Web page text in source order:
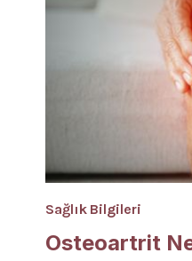
Sağlık Bilgileri
Osteoartrit